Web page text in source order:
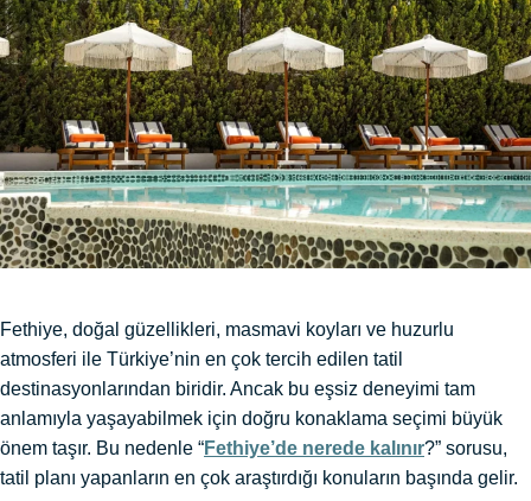
Fethiye, doğal güzellikleri, masmavi koyları ve huzurlu
atmosferi ile Türkiye’nin en çok tercih edilen tatil
destinasyonlarından biridir. Ancak bu eşsiz deneyimi tam
anlamıyla yaşayabilmek için doğru konaklama seçimi büyük
önem taşır. Bu nedenle “Fethiye’de nerede kalınır?” sorusu,
tatil planı yapanların en çok araştırdığı konuların başında gelir.